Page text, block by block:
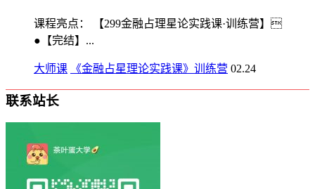
课程亮点： 【299金融占理星‬论实践课·训练营】​͏
●【完结】...
大师课 《金融占星理论实践课》训练营 02.24
联系站长